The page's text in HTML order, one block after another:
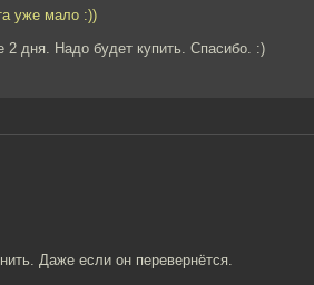
уже мало :))
дня. Надо будет купить. Спасибо. :)
Даже если он перевернётся.